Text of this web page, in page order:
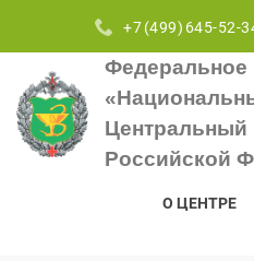
+7 (499) 645-52-
Федеральное
Центральный
Российской
О ЦЕНТРЕ